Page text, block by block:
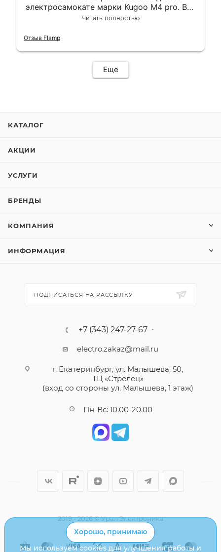
электросамокате марки Kugoo M4 pro. Всё
сделали в лучшем виде и в максимально
гарантии, поэтому и обратился в этот
Читать полностью
Отзыв Flamp
Еще
КАТАЛОГ
АКЦИИ
УСЛУГИ
БРЕНДЫ
КОМПАНИЯ
ИНФОРМАЦИЯ
ПОДПИСАТЬСЯ НА РАССЫЛКУ
+7 (343) 247-27-67
electro.zakaz@mail.ru
г. Екатеринбург, ул. Малышева, 50,
ТЦ «Стрелец»
(вход со стороны ул. Малышева, 1 этаж)
Пн-Вс: 10.00-20.00
2019 - 2026 © Урал Электроника
Мы используем cookies для улучшения работы и
Хорошо, принимаю